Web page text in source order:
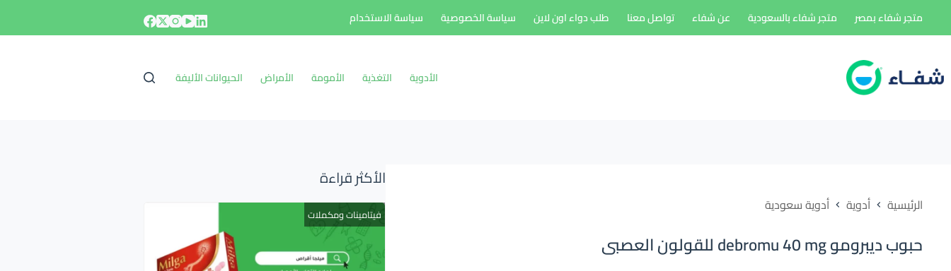
إلى
متجر شفاء بمصر متجر شفاء بالسعودية عن شفاء تواصل معنا طلب دواء اون لاين سياسة الخصوصية سياسة الاستخدام
الأدوية التغذية الأمومة الأمراض الحيوانات الأليفة
الرئيسية أدوية أدوية سعودية
حبوب ديبرومو debromu 40 mg للقولون العصبى
الأكثر قراءة
فيتامينات ومكملات